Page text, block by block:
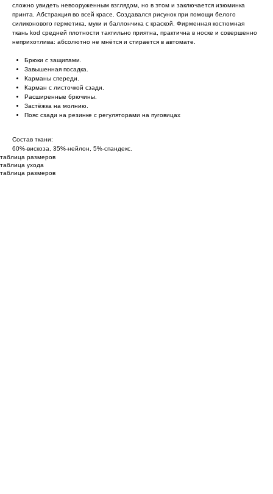
сложно увидеть невооруженным взглядом, но в этом и заключается изюминка
принта. Абстракция во всей красе. Создавался рисунок при помощи белого
силиконового герметика, муки и баллончика с краской. Фирменная костюмная
ткань kоd средней плотности тактильно приятна, практична в носке и совершенно
неприхотлива: абсолютно не мнётся и стирается в автомате.
Брюки с защипами.
Завышенная посадка.
Карманы спереди.
Карман с листочкой сзади.
Расширенные брючины.
Застёжка на молнию.
Пояс сзади на резинке с регуляторами на пуговицах
Состав ткани:
60%-вискоза, 35%-нейлон, 5%-спандекс.
таблица размеров
таблица ухода
таблица размеров